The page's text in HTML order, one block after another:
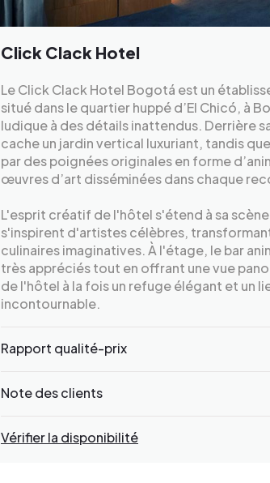
Click Clack Hotel
Le Click Clack Hotel Bogotá est un
situé dans le quartier huppé d’El Chicó, à
ludique à des détails inattendus. Derrière
cache un jardin vertical luxuriant, tandis
par des poignées originales en forme
œuvres d’art disséminées dans chaque
L'esprit créatif de l'hôtel s'étend à sa
s'inspirent d'artistes célèbres,
culinaires imaginatives. À l'étage, le bar
très appréciés tout en offrant une vue
de l'hôtel à la fois un refuge élégant et un
incontournable.
Rapport qualité-prix
Note des clients
Vérifier la disponibilité